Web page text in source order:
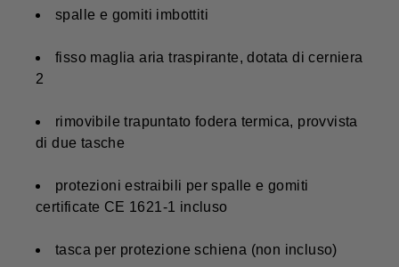
spalle e gomiti imbottiti
fisso maglia aria traspirante, dotata di cerniera
2
rimovibile trapuntato fodera termica, provvista
di due tasche
protezioni estraibili per spalle e gomiti
certificate CE 1621-1 incluso
tasca per protezione schiena (non incluso)